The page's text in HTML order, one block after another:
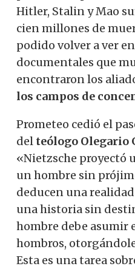
Hitler, Stalin y Mao
cien millones de
podido volver a ver
documentales que
encontraron los
los campos de
Prometeo cedió el
del teólogo Olegario
«Nietzsche proyectó
un hombre sin
deducen una
una historia sin
hombre debe asumir
hombros,
Esta es una tarea